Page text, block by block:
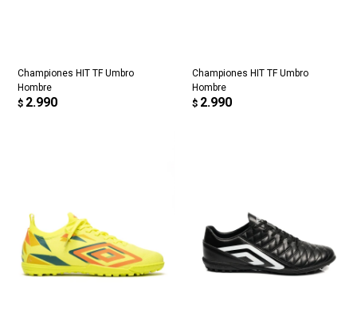
Championes HIT TF Umbro
Hombre
$ 2.990
Championes HIT TF Umbro
Hombre
$ 2.990